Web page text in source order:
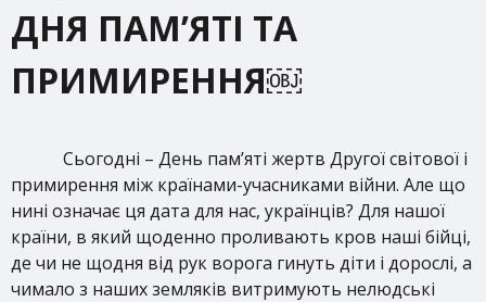
ДНЯ ПАМ’ЯТІ ТА
ПРИМИРЕННЯ￼
Сьогодні – День пам’яті жертв Другої світової і
примирення між країнами-учасниками війни. Але що
нині означає ця дата для нас, українців? Для нашої
країни, в який щоденно проливають кров наші бійці,
де чи не щодня від рук ворога гинуть діти і дорослі, а
чимало з наших земляків витримують нелюдські